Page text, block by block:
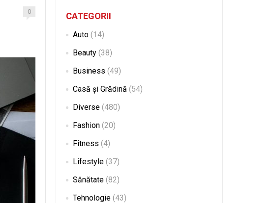
0 CATEGORII
Auto (14)
Beauty (38)
Business (49)
Casă și Grădină (54)
Diverse (480)
Fashion (20)
Fitness (4)
Lifestyle (37)
Sănătate (82)
Tehnologie (43)